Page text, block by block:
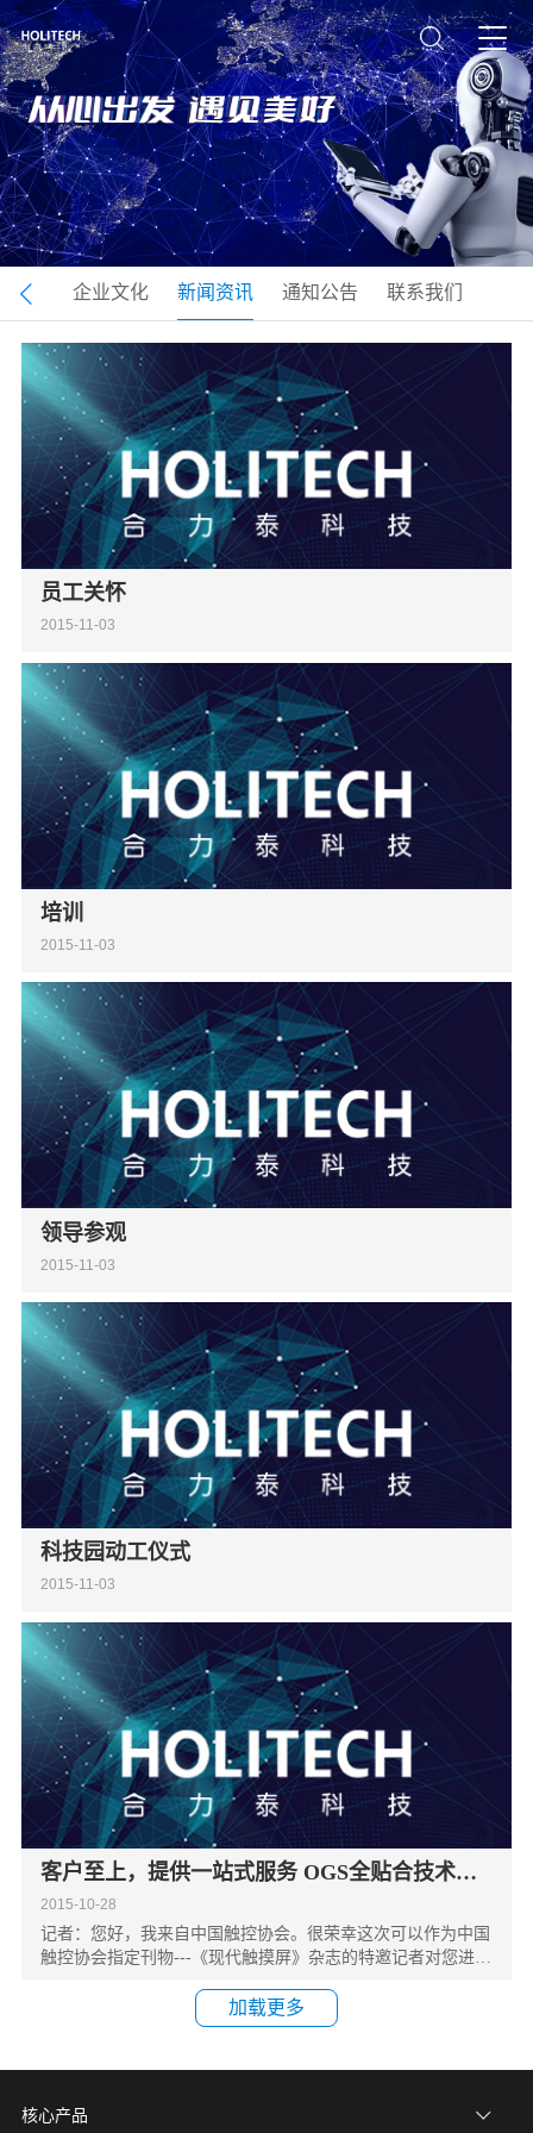
绍 企业文化 新闻资讯 通知公告 联系我们
员工关怀
2015-11-03
培训
2015-11-03
领导参观
2015-11-03
科技园动工仪式
2015-11-03
客户至上，提供一站式服务 OGS全贴合技术完
美亮相全触展
2015-10-28
记者：您好，我来自中国触控协会。很荣幸这次可以作为中国
触控协会指定刊物---《现代触摸屏》杂志的特邀记者对您进行
加载更多
核心产品